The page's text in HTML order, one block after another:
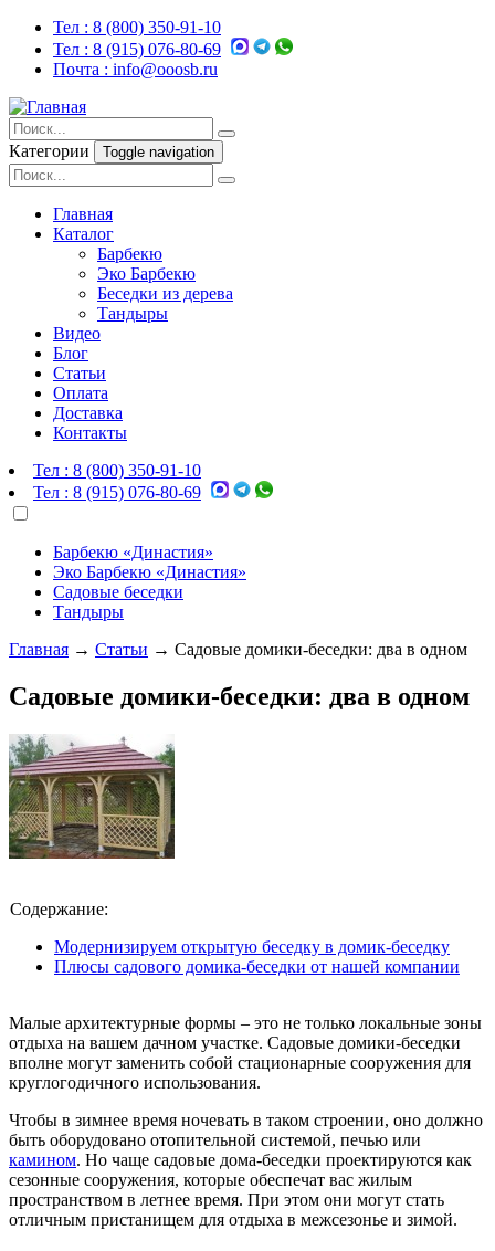
Тел : 8 (800) 350-91-10
Тел : 8 (915) 076-80-69
Почта : info@ooosb.ru
Категории Toggle navigation
Главная
Каталог
Барбекю
Эко Барбекю
Беседки из дерева
Тандыры
Видео
Блог
Статьи
Оплата
Доставка
Контакты
Тел : 8 (800) 350-91-10
Тел : 8 (915) 076-80-69
Барбекю «Династия»
Эко Барбекю «Династия»
Садовые беседки
Тандыры
Главная → Статьи → Садовые домики-беседки: два в одном
Садовые домики-беседки: два в одном
Содержание:
Модернизируем открытую беседку в домик-беседку
Плюсы садового домика-беседки от нашей компании
Малые архитектурные формы – это не только локальные зоны
отдыха на вашем дачном участке. Садовые домики-беседки
вполне могут заменить собой стационарные сооружения для
круглогодичного использования.
Чтобы в зимнее время ночевать в таком строении, оно должно
быть оборудовано отопительной системой, печью или
камином. Но чаще садовые дома-беседки проектируются как
сезонные сооружения, которые обеспечат вас жилым
пространством в летнее время. При этом они могут стать
отличным пристанищем для отдыха в межсезонье и зимой.